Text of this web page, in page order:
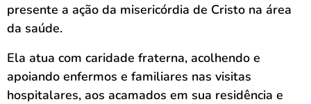
presente a ação da misericórdia de Cristo na área
da saúde.
Ela atua com caridade fraterna, acolhendo e
apoiando enfermos e familiares nas visitas
hospitalares, aos acamados em sua residência e